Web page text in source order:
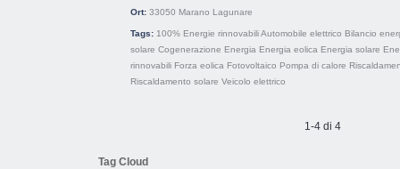
Ort: 33050 Marano Lagunare
Tags: 100% Energie rinnovabiliAutomobile elettrico Bilancio
solare Cogenerazione Energia Energia eolica Energia solare
rinnovabili Forza eolica Fotovoltaico Pompa di calore
Riscaldamento solare Veicolo elettrico
1-4 di 4
Tag Cloud